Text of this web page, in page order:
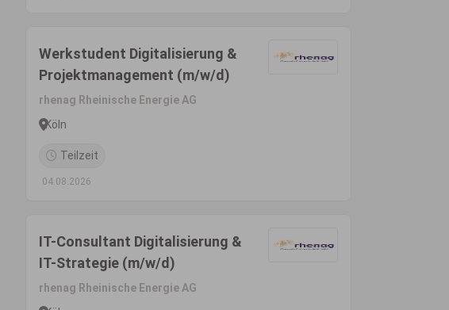
Werkstudent Digitalisierung &
Projektmanagement (m/w/d)
rhenag Rheinische Energie AG
Köln
Teilzeit
04.08.2026
IT-Consultant Digitalisierung &
IT-Strategie (m/w/d)
rhenag Rheinische Energie AG